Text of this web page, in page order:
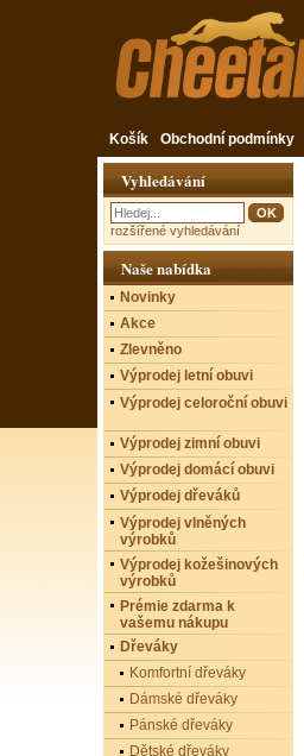
Košík Obchodní podmínky
Vyhledávání
rozšířené vyhledávání
Naše nabídka
Novinky
Akce
Zlevněno
Výprodej letní obuvi
Výprodej celoroční obuvi
Výprodej zimní obuvi
Výprodej domácí obuvi
Výprodej dřeváků
Výprodej vlněných
výrobků
Výprodej kožešinových
výrobků
Prémie zdarma k
vašemu nákupu
Dřeváky
Komfortní dřeváky
Dámské dřeváky
Pánské dřeváky
Dětské dřeváky